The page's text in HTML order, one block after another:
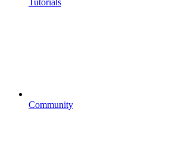
Community